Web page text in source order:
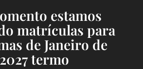
estamos
matrículas para
de Janeiro de
2027 termo